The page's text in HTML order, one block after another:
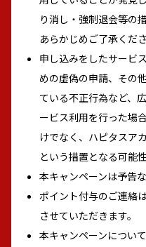
り消し・強制退会等の
あらかじめご了承くださ
申し込みをしたサービ
めの虚偽の申請、その
ている不正行為など、
ービス利用を行った場
けでなく、ハピタスア
という措置となる可能
本キャンペーンは予告
ポイント付与のご連絡
させていただきます。
本キャンペーンについ